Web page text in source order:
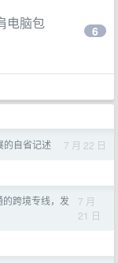
电脑包
6
的自省记述 7 月 22 日
跨境专线，发
7 月
21 日